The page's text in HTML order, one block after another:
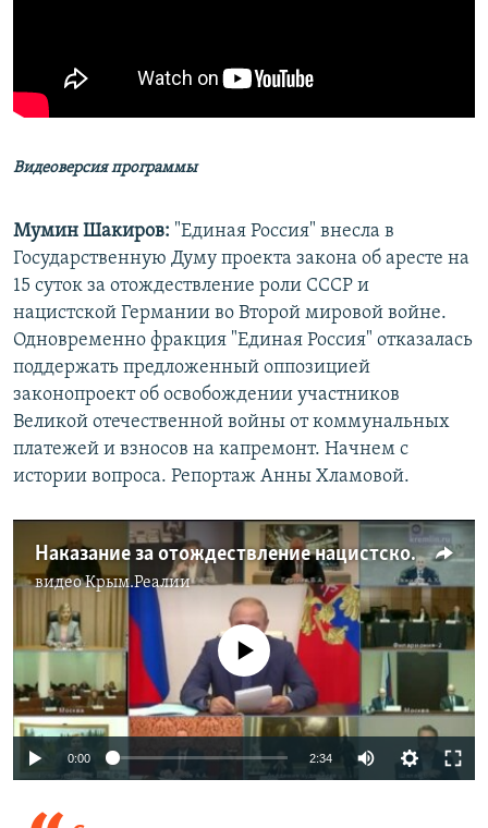
Видеоверсия программы
Мумин Шакиров: "Единая Россия" внесла в
Государственную Думу проекта закона об аресте на
15 суток за отождествление роли СССР и
нацистской Германии во Второй мировой войне.
Одновременно фракция "Единая Россия" отказалась
поддержать предложенный оппозицией
законопроект об освобождении участников
Великой отечественной войны от коммунальных
платежей и взносов на капремонт. Начнем с
истории вопроса. Репортаж Анны Хламовой.
Наказание за отождествление нацистской Германии и СССР
видеоКрым.Реалии
No media source currently available
0:00 2:34